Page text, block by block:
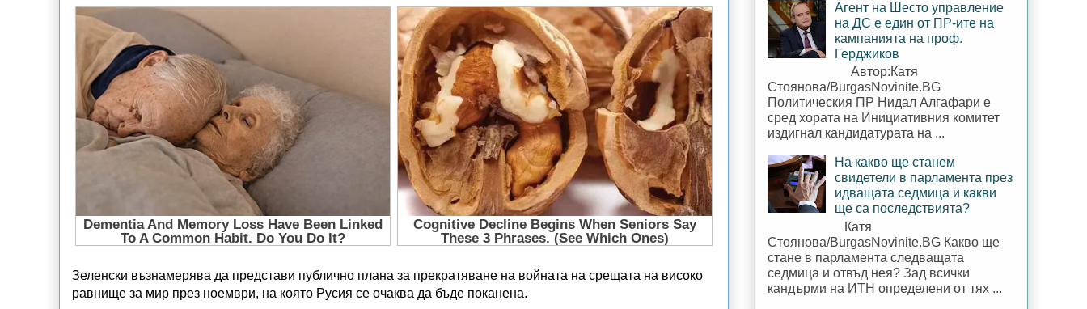
Зеленски възнамерява да представи публично плана за прекратяване на войната на срещата на високо
равнище за мир през ноември, на която Русия се очаква да бъде поканена.
Агент на Шесто управление
на ДС е един от ПР-ите на
кампанията на проф.
Герджиков
Автор:Катя
Стоянова/BurgasNovinite.BG
Политическия ПР Нидал Алгафари е
сред хората на Инициативния комитет
издигнал кандидатурата на ...
На какво ще станем
свидетели в парламента през
идващата седмица и какви
ще са последствията?
Катя
Стоянова/BurgasNovinite.BG Какво ще
стане в парламента следващата
седмица и отвъд нея? Зад всички
кандърми на ИТН определени от тях ...